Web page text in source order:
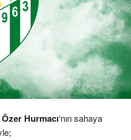
Hurmacı‘nın sahaya